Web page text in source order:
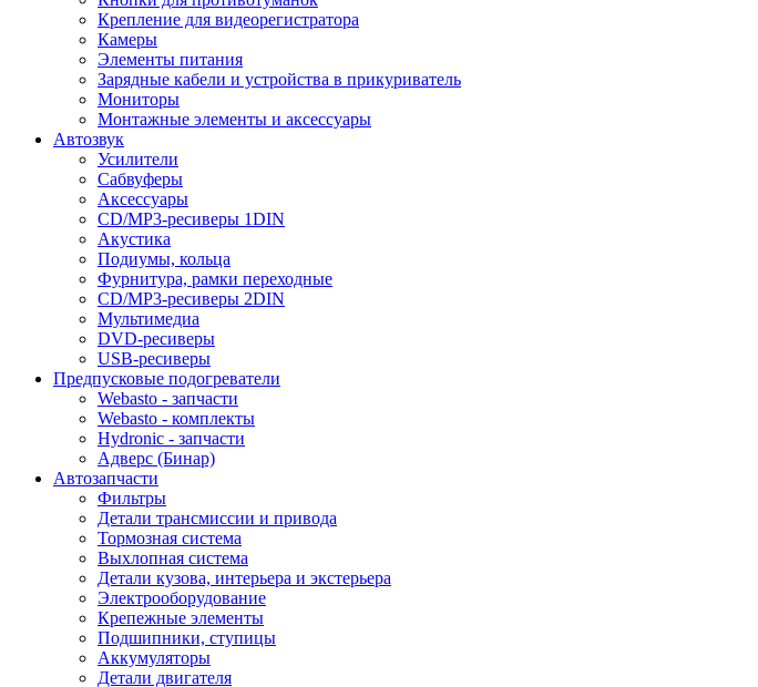
Крепление для видеорегистратора
Камеры
Элементы питания
Зарядные кабели и устройства в прикуриватель
Мониторы
Монтажные элементы и аксессуары
Автозвук
Усилители
Сабвуферы
Аксессуары
CD/MP3-ресиверы 1DIN
Акустика
Подиумы, кольца
Фурнитура, рамки переходные
CD/MP3-ресиверы 2DIN
Мультимедиа
DVD-ресиверы
USB-ресиверы
Предпусковые подогреватели
Webasto - запчасти
Webasto - комплекты
Hydronic - запчасти
Адверс (Бинар)
Автозапчасти
Фильтры
Детали трансмиссии и привода
Тормозная система
Выхлопная система
Детали кузова, интерьера и экстерьера
Электрооборудование
Крепежные элементы
Подшипники, ступицы
Аккумуляторы
Детали двигателя